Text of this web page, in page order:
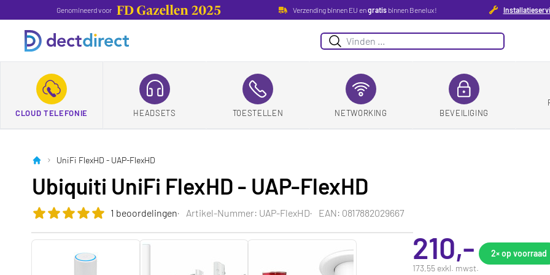
Genomineerd voor Verzending binnen EU engratisbinnen Benelux!
Suchen
CLOUD TELEFONIE HEADSETS TOESTELLEN NETWORKING BEVEILIGING
UniFi FlexHD - UAP-FlexHD
Ubiquiti UniFi FlexHD - UAP-FlexHD
Die Bewertung dieses Produkts ist 5.0von 5
1 beoordelingen Artikel-Nummer: UAP-FlexHD EAN: 0817882029667
210,-
173,55 exkl. mwst.
2×op voorraad